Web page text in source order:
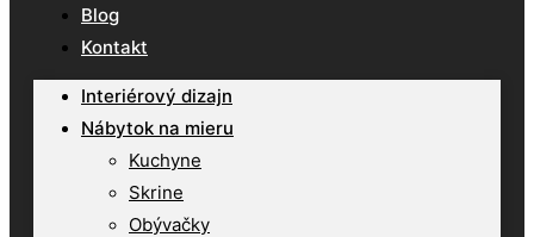
Blog
Kontakt
Interiérový dizajn
Nábytok na mieru
Kuchyne
Skrine
Obývačky